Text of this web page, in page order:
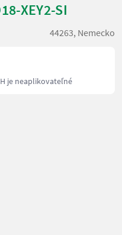
XEY2-SI
44263, Nemecko
je neaplikovateľné